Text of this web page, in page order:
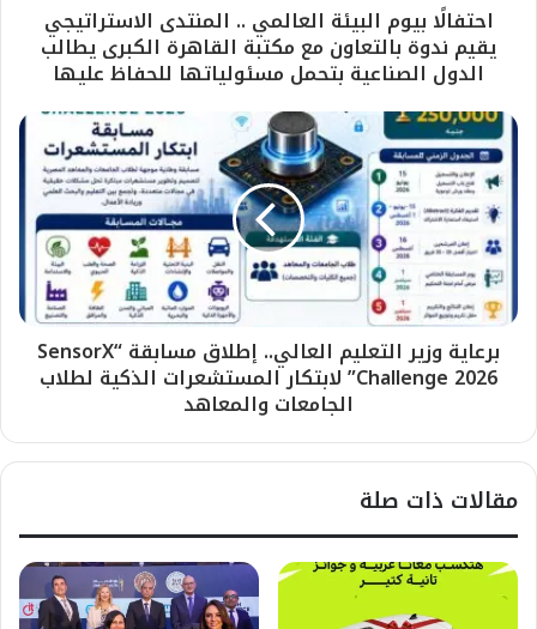
احتفالًا بيوم البيئة العالمي .. المنتدى الاستراتيجي
يقيم ندوة بالتعاون مع مكتبة القاهرة الكبرى يطالب
الدول الصناعية بتحمل مسئولياتها للحفاظ عليها
برعاية وزير التعليم العالي.. إطلاق مسابقة “SensorX
Challenge 2026” لابتكار المستشعرات الذكية لطلاب
الجامعات والمعاهد
مقالات ذات صلة